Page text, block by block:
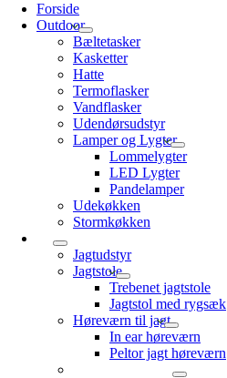
Forside
Outdoor
Bæltetasker
Kasketter
Hatte
Termoflasker
Vandflasker
Udendørsudstyr
Lamper og Lygter
Lommelygter
LED Lygter
Pandelamper
Udekøkken
Stormkøkken
Jagt
Jagtudstyr
Jagtstole
Trebenet jagtstole
Jagtstol med rygsæk
Høreværn til jagt
In ear høreværn
Peltor jagt høreværn
Ørepropper til jagt